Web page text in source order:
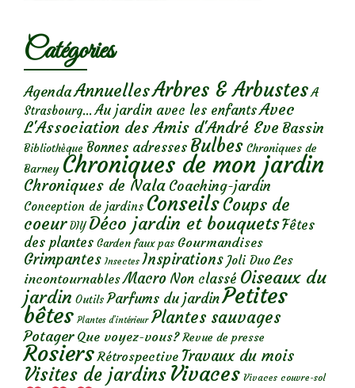
Catégories
AgendaAnnuellesArbres & Arbustes A
Strasbourg... Au jardin avec les enfantsAvec
L'Association des Amis d'André Eve Bassin
Bibliothèque Bonnes adresses Bulbes Chroniques de
Barney Chroniques de mon jardin
Chroniques de Nala Coaching-jardin
Conception de jardins ConseilsCoups de
coeur DIY Déco jardin et bouquetsFêtes
des plantes Garden faux pas Gourmandises
Grimpantes Insectes Inspirations Joli Duo Les
incontournables Macro Non classé Oiseaux du
jardin Outils Parfums du jardinPetites
bêtes Plantes d’intérieur Plantes sauvages
Potager Que voyez-vous? Revue de presse
Rosiers Rétrospective Travaux du mois
Visites de jardins Vivaces Vivaces couvre-sol